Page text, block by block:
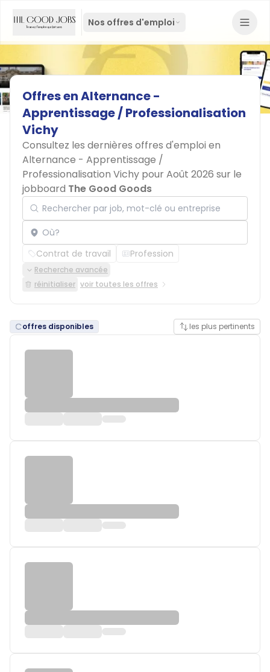
Nos offres d'emploi
OffresenAlternance-
Apprentissage/Professionalisation
Vichy
Consultez les dernières offres d'emploi en
Alternance - Apprentissage /
Professionalisation Vichy pour Août 2026 sur le
jobboard The Good Goods
Rechercher par job, mot-clé ou entreprise
Localisation
Contrat de travail Profession
Recherche avancée
réinitialiser voir toutes les offres
offres disponibles les plus pertinents